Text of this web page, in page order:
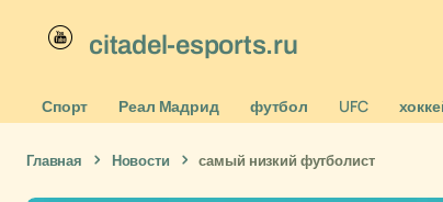
citadel-esports.ru
Спорт Реал Мадрид футбол UFC
Главная Новости самый низкий футболист